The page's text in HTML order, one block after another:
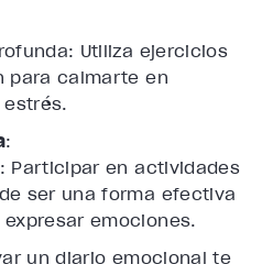
Utiliza ejercicios
para calmarte en
:
Participar en actividades
ser una forma efectiva
emociones.
un diario emocional te